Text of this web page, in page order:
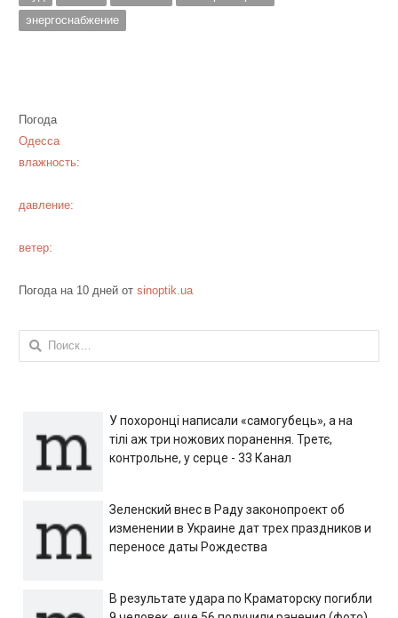
энергоснабжение
Погода
Одесса
влажность:
давление:
ветер:
Погода на 10 дней от sinoptik.ua
Найти:
У похоронці написали «самогубець», а на
тілі аж три ножових поранення. Третє,
контрольне, у серце - 33 Канал
Зеленский внес в Раду законопроект об
изменении в Украине дат трех праздников и
переносе даты Рождества
В результате удара по Краматорску погибли